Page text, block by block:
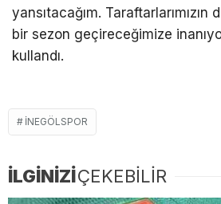
yansıtacağım. Taraftarlarımızın
bir sezon geçireceğimize
kullandı.
İNEGÖLSPOR
İLGİNİZİÇEKEBİLİR